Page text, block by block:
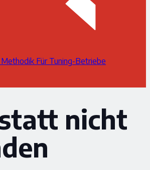
Methodik Für Tuning-Betriebe
nicht